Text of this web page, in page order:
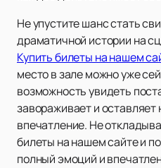
Не упустите шанс стать
драматичной истории на
Купить билеты на нашем
место в зале можно уже
возможность увидеть
завораживает и
впечатление. Не
билеты на нашем сайте и
полный эмоций и